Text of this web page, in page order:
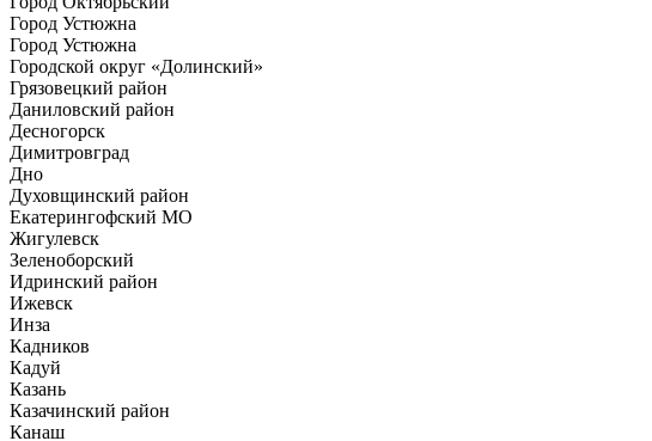
Город Устюжна
Город Устюжна
Городской округ «Долинский»
Грязовецкий район
Даниловский район
Десногорск
Димитровград
Дно
Духовщинский район
Екатерингофский МО
Жигулевск
Зеленоборский
Идринский район
Ижевск
Инза
Кадников
Кадуй
Казань
Казачинский район
Канаш